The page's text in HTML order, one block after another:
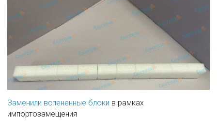
Заменили вспененные блоки в рамках
импортозамещения